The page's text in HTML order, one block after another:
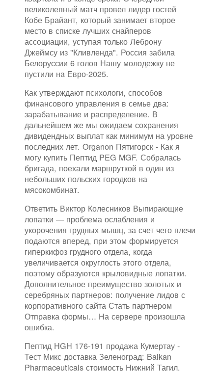
великолепный матч провел лидер гостей
Кобе Брайант, который занимает второе
место в списке лучших снайперов
ассоциации, уступая только Леброну
Джеймсу из "Кливленда". Россия забила
Белоруссии 6 голов Нашу молодежку не
пустили на Евро-2025.
Как утверждают психологи, способов
финансового управления в семье два:
зарабатывание и распределение. В
дальнейшем же мы ожидаем сохранения
дивидендных выплат как минимум на уровне
последних лет. Organon Пятигорск - Как я
могу купить Пептид PEG MGF. Собралась
бригада, поехали маршруткой в один из
небольших польских городков на
мясокомбинат.
Ответить Виктор Колесников Выпирающие
лопатки — проблема ослабления и
укорочения грудных мышц, за счет чего плечи
подаются вперед, при этом формируется
гиперкифоз грудного отдела, когда
увеличивается округлость этого отдела,
поэтому образуются крыловидные лопатки.
Дополнительное преимущество золотых и
серебряных партнеров: получение лидов с
корпоративного сайта Стать партнером
Отправка формы… На сервере произошла
ошибка.
Пептид HGH 176-191 продажа Кумертау -
Тест Микс доставка Зеленоград: Balkan
Pharmaceuticals стоимость Нижний Тагил.